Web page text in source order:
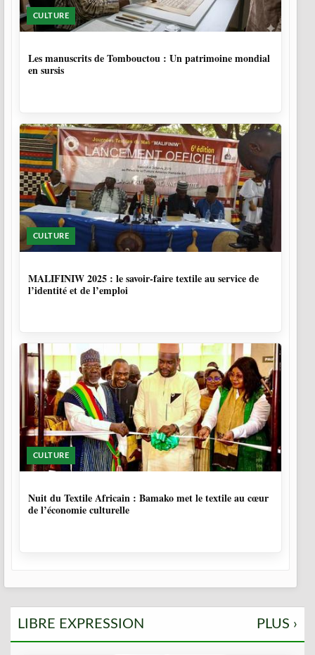
CULTURE
Les manuscrits de Tombouctou : Un patrimoine mondial
en sursis
CULTURE
MALIFINIW 2025 : le savoir-faire textile au service de
l’identité et de l’emploi
CULTURE
Nuit du Textile Africain : Bamako met le textile au cœur
de l’économie culturelle
LIBRE EXPRESSION PLUS ›